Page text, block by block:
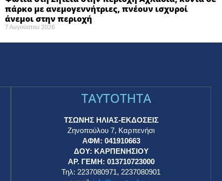
πάρκο με ανεμογεννήτριες, πνέουν ισχυροί
άνεμοι στην περιοχή
7 Αυγούστου 2026
TAYTOTHTA
ΤΣΩΝΗΣ ΗΛΙΑΣ-ΕΚΔΟΣΕΙΣ
Ζηνοπούλου 7, Καρπενήσι
ΑΦΜ: 041910663
ΔΟΥ: ΚΑΡΠΕΝΗΣΙΟΥ
ΑΡ. ΓΕΜΗ: 013710723000
Τηλ: 2237080971, 2237080901